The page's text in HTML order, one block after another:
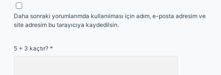
Daha sonraki yorumlarımda kullanılması için adım, e-posta adresim ve
site adresim bu tarayıcıya kaydedilsin.
5 + 3 kaçtır? *